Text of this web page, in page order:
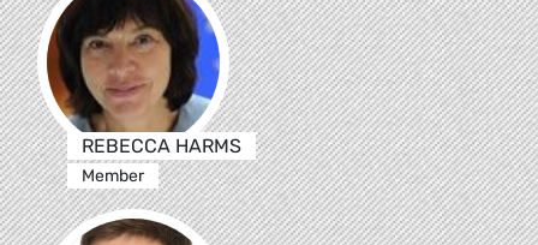
REBECCA HARMS
Member